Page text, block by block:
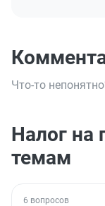
Что-то
Налог на
темам
6 вопросов